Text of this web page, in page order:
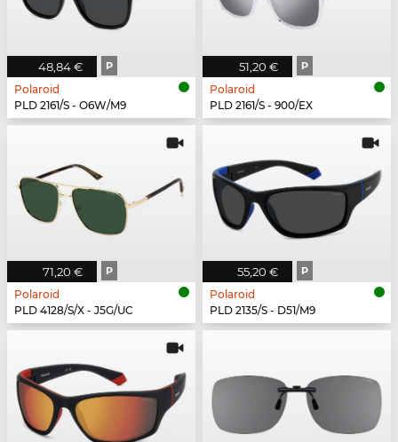
48,84 € P
Polaroid
PLD 2161/S - O6W/M9
51,20 € P
Polaroid
PLD 2161/S - 900/EX
71,20 € P
Polaroid
PLD 4128/S/X - J5G/UC
55,20 € P
Polaroid
PLD 2135/S - D51/M9